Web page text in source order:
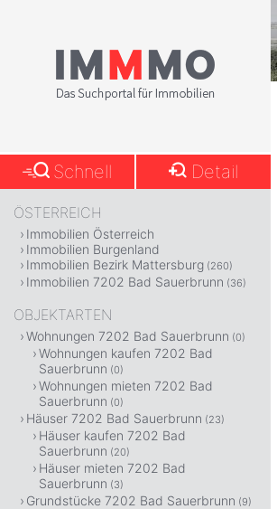
Schnell Detail
ÖSTERREICH
Immobilien Österreich
Immobilien Burgenland
Immobilien Bezirk Mattersburg (260)
Immobilien 7202 Bad Sauerbrunn (36)
OBJEKTARTEN
Wohnungen 7202 Bad Sauerbrunn (0)
Wohnungen kaufen 7202 Bad
Sauerbrunn (0)
Wohnungen mieten 7202 Bad
Sauerbrunn (0)
Häuser 7202 Bad Sauerbrunn (23)
Häuser kaufen 7202 Bad
Sauerbrunn (20)
Häuser mieten 7202 Bad
Sauerbrunn (3)
Grundstücke 7202 Bad Sauerbrunn (9)